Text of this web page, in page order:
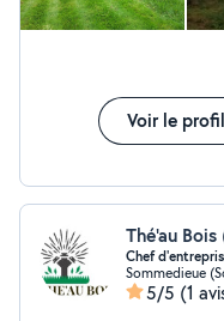
Voir le profil
Thé'au
Chef
Sommedieue
5/5 (1